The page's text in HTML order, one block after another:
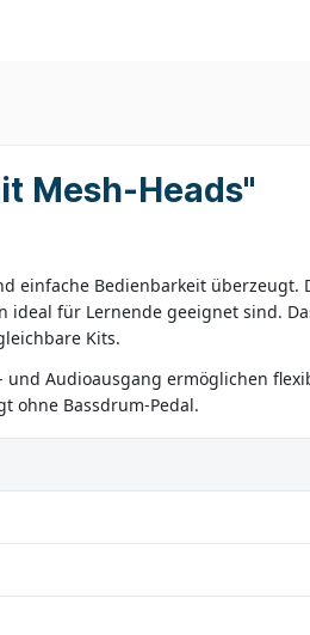
Mesh-Heads"
einfache Bedienbarkeit überzeugt.
für Lernende geeignet sind.
Kits.
Audioausgang ermöglichen
ohne Bassdrum-Pedal.